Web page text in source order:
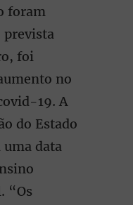
foram
prevista
foi
no
19. A
do Estado
data
“Os